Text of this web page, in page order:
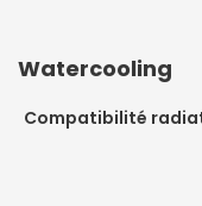
Watercooling
Compatibilité